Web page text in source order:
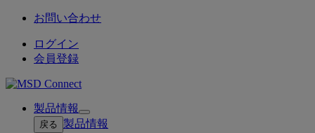
お問い合わせ
ログイン
会員登録
製品情報
Open
submenu
戻る 製品情報